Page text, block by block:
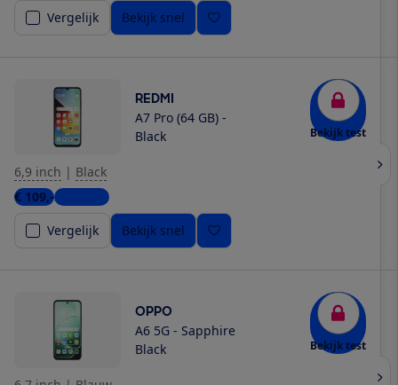
Vergelijk
Bekijk snel
REDMI
A7 Pro (64 GB) -
Black
Bekijk test
6,9 inch | Black
€ 109,-3 winkels
Vergelijk
Bekijk snel
OPPO
A6 5G - Sapphire
Black
Bekijk test